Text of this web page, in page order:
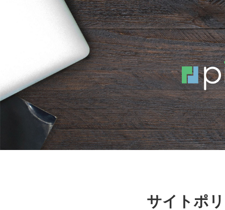
サイトポ